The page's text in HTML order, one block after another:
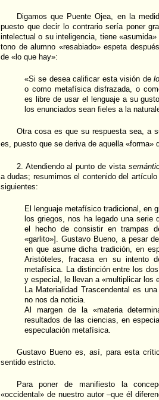
Digamos que Puente Ojea, en la
puesto que decir lo contrario sería poner
intelectual o su inteligencia, tiene
tono de alumno «resabiado» espeta
de «lo que hay»:
«Si se desea calificar esta visión de
o como metafísica disfrazada, o
es libre de usar el lenguaje a su
los enunciados sean fieles a la
Otra cosa es que su respuesta sea, a
es, puesto que se deriva de aquella «forma»
2. Atendiendo al punto de vista
a dudas; resumimos el contenido del artículo
siguientes:
El lenguaje metafísico tradicional, en
los griegos, nos ha legado una serie
el hecho de consistir en trampas
«garlito»]. Gustavo Bueno, a pesar
en que asume dicha tradición, en
Aristóteles, fracasa en su intento
metafísica. La distinción entre los
y especial, le llevan a «multiplicar los
La Materialidad Trascendental es
no nos da noticia.
Al margen de la «materia
resultados de las ciencias, en
especulación metafísica.
Gustavo Bueno es, así, para esta
sentido estricto.
Para poner de manifiesto la
«occidental» de nuestro autor –que él